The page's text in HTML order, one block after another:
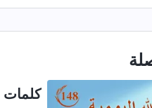
كلمات